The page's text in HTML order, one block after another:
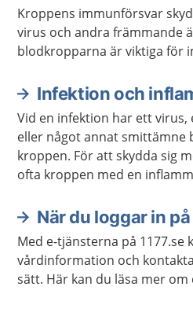
Kroppens immunförsvar
virus och andra främmande
blodkropparna är viktiga för
Infektion och
Vid en infektion har ett virus,
eller något annat smittämne
kroppen. För att skydda sig
ofta kroppen med en
När du loggar in på
Med e-tjänsterna på 1177.se
vårdinformation och
sätt. Här kan du läsa mer